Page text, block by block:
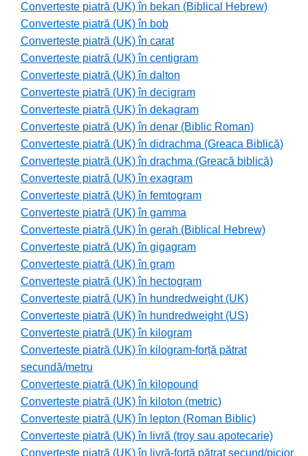
Converteste piatră (UK) în bekan (Biblical Hebrew)
Converteste piatră (UK) în bob
Converteste piatră (UK) în carat
Converteste piatră (UK) în centigram
Converteste piatră (UK) în dalton
Converteste piatră (UK) în decigram
Converteste piatră (UK) în dekagram
Converteste piatră (UK) în denar (Biblic Roman)
Converteste piatră (UK) în didrachma (Greaca Biblică)
Converteste piatră (UK) în drachma (Greacă biblică)
Converteste piatră (UK) în exagram
Converteste piatră (UK) în femtogram
Converteste piatră (UK) în gamma
Converteste piatră (UK) în gerah (Biblical Hebrew)
Converteste piatră (UK) în gigagram
Converteste piatră (UK) în gram
Converteste piatră (UK) în hectogram
Converteste piatră (UK) în hundredweight (UK)
Converteste piatră (UK) în hundredweight (US)
Converteste piatră (UK) în kilogram
Converteste piatră (UK) în kilogram-forță pătrat
secundă/metru
Converteste piatră (UK) în kilopound
Converteste piatră (UK) în kiloton (metric)
Converteste piatră (UK) în lepton (Roman Biblic)
Converteste piatră (UK) în livră (troy sau apotecarie)
Converteste piatră (UK) în livră-forță pătrat secund/picior